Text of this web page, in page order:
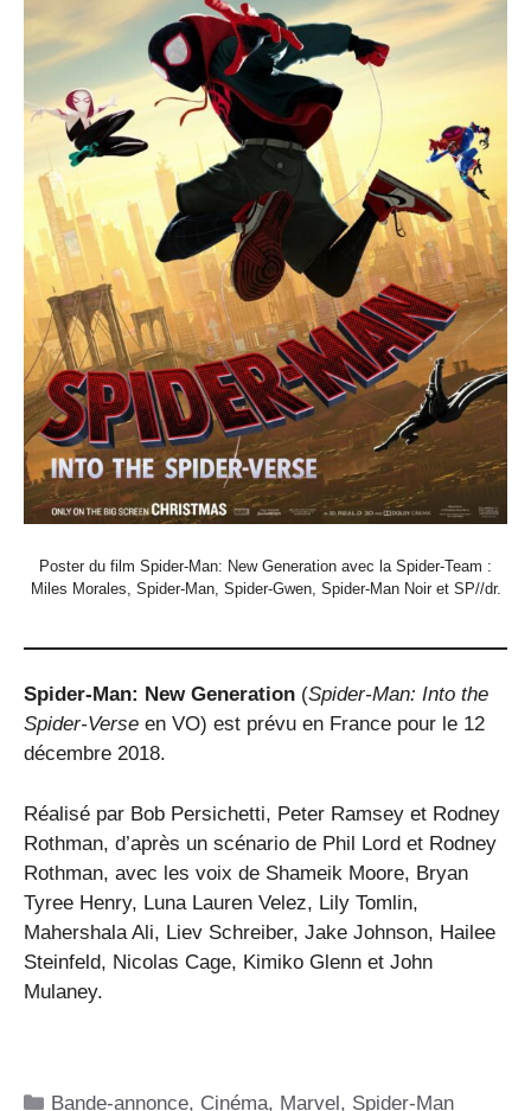
Poster du film Spider-Man: New Generation avec la Spider-Team :
Miles Morales, Spider-Man, Spider-Gwen, Spider-Man Noir et SP//dr.
Spider-Man: New Generation (Spider-Man: Into the
Spider-Verse en VO) est prévu en France pour le 12
décembre 2018.
Réalisé par Bob Persichetti, Peter Ramsey et Rodney
Rothman, d’après un scénario de Phil Lord et Rodney
Rothman, avec les voix de Shameik Moore, Bryan
Tyree Henry, Luna Lauren Velez, Lily Tomlin,
Mahershala Ali, Liev Schreiber, Jake Johnson, Hailee
Steinfeld, Nicolas Cage, Kimiko Glenn et John
Mulaney.
Catégories
Bande-annonce, Cinéma, Marvel , Spider-Man